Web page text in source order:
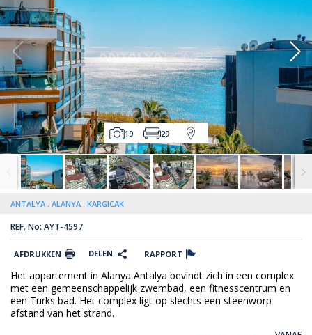
19 29
ANTALYA ALANYA KARGICAK
REF. No: AYT-4597
AFDRUKKEN DELEN RAPPORT
Het appartement in Alanya Antalya bevindt zich in een complex
met een gemeenschappelijk zwembad, een fitnesscentrum en
een Turks bad. Het complex ligt op slechts een steenworp
afstand van het strand.